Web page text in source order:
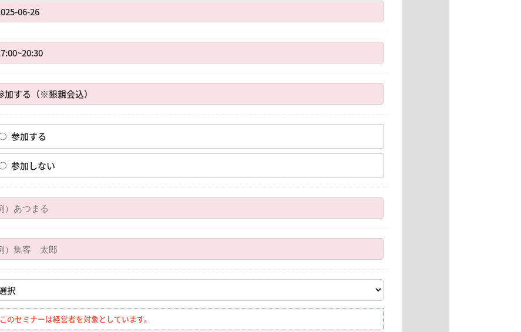
参加する
参加しない
このセミナーは経営者を対象としています。